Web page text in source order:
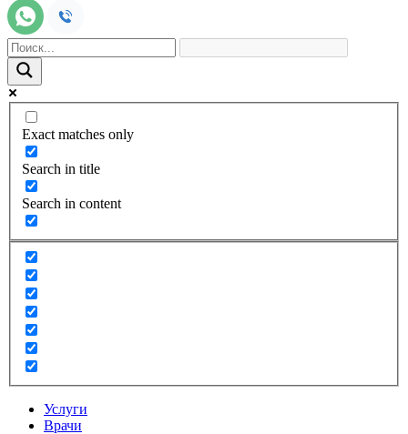
Exact matches only
Search in title
Search in content
Услуги
Врачи